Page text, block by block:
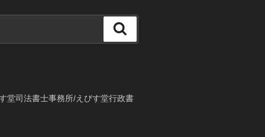
索
堂司法書士事務所/えびす堂行政書